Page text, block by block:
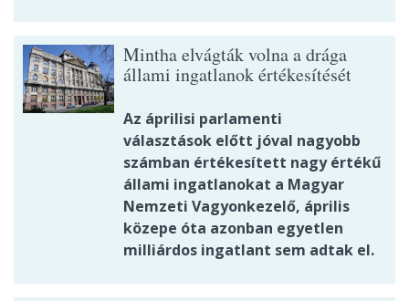
Mintha elvágták volna a drága
állami ingatlanok értékesítését
Az áprilisi parlamenti
választások előtt jóval nagyobb
számban értékesített nagy értékű
állami ingatlanokat a Magyar
Nemzeti Vagyonkezelő, április
közepe óta azonban egyetlen
milliárdos ingatlant sem adtak el.